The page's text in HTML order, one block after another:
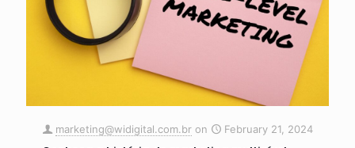
marketing@widigital.com.br on February 21, 2024